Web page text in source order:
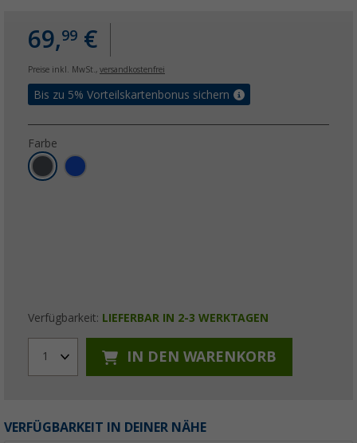
69,99 €
Preise inkl. MwSt., versandkostenfrei
Bis zu 5% Vorteilskartenbonus sichern
Farbe
Verfügbarkeit: LIEFERBAR IN 2-3 WERKTAGEN
1 IN DEN WARENKORB
VERFÜGBARKEIT IN DEINER NÄHE